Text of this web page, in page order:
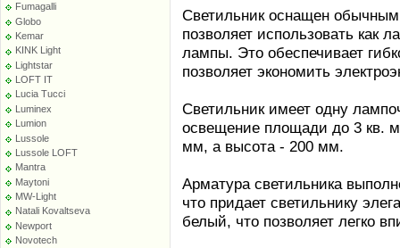
Fumagalli
Globo
Kemar
KINK Light
Lightstar
LOFT IT
Lucia Tucci
Luminex
Lumion
Lussole
Lussole LOFT
Mantra
Maytoni
MW-Light
Natali Kovaltseva
Newport
Novotech
Светильник оснащен
позволяет использовать как
лампы. Это обеспечивает
позволяет экономить
Светильник имеет одну
освещение площади до 3 кв.
мм, а высота - 200 мм.
Арматура светильника
что придает светильнику
белый, что позволяет легко